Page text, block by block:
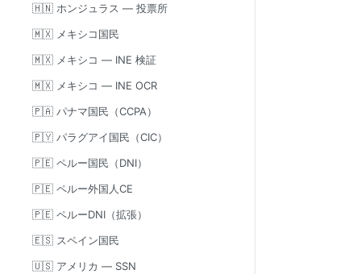
🇭🇳 ホンジュラス — 投票所
🇲🇽 メキシコ国民
🇲🇽 メキシコ — INE 検証
🇲🇽 メキシコ — INE OCR
🇵🇦 パナマ国民（CCPA）
🇵🇾 パラグアイ国民（CIC）
🇵🇪 ペルー国民（DNI）
🇵🇪 ペルー外国人CE
🇵🇪 ペルーDNI（拡張）
🇪🇸 スペイン国民
🇺🇸 アメリカ — SSN